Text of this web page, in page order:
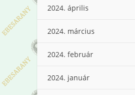
2024. április
2024. március
2024. február
2024. január